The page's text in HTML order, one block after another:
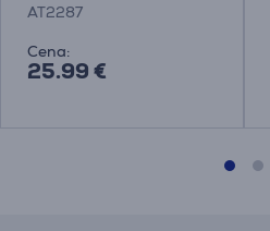
AT2287
Cena:
25.99 €